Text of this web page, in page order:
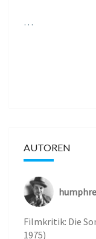
…
AUTOREN
Filmkritik: Die
1975)